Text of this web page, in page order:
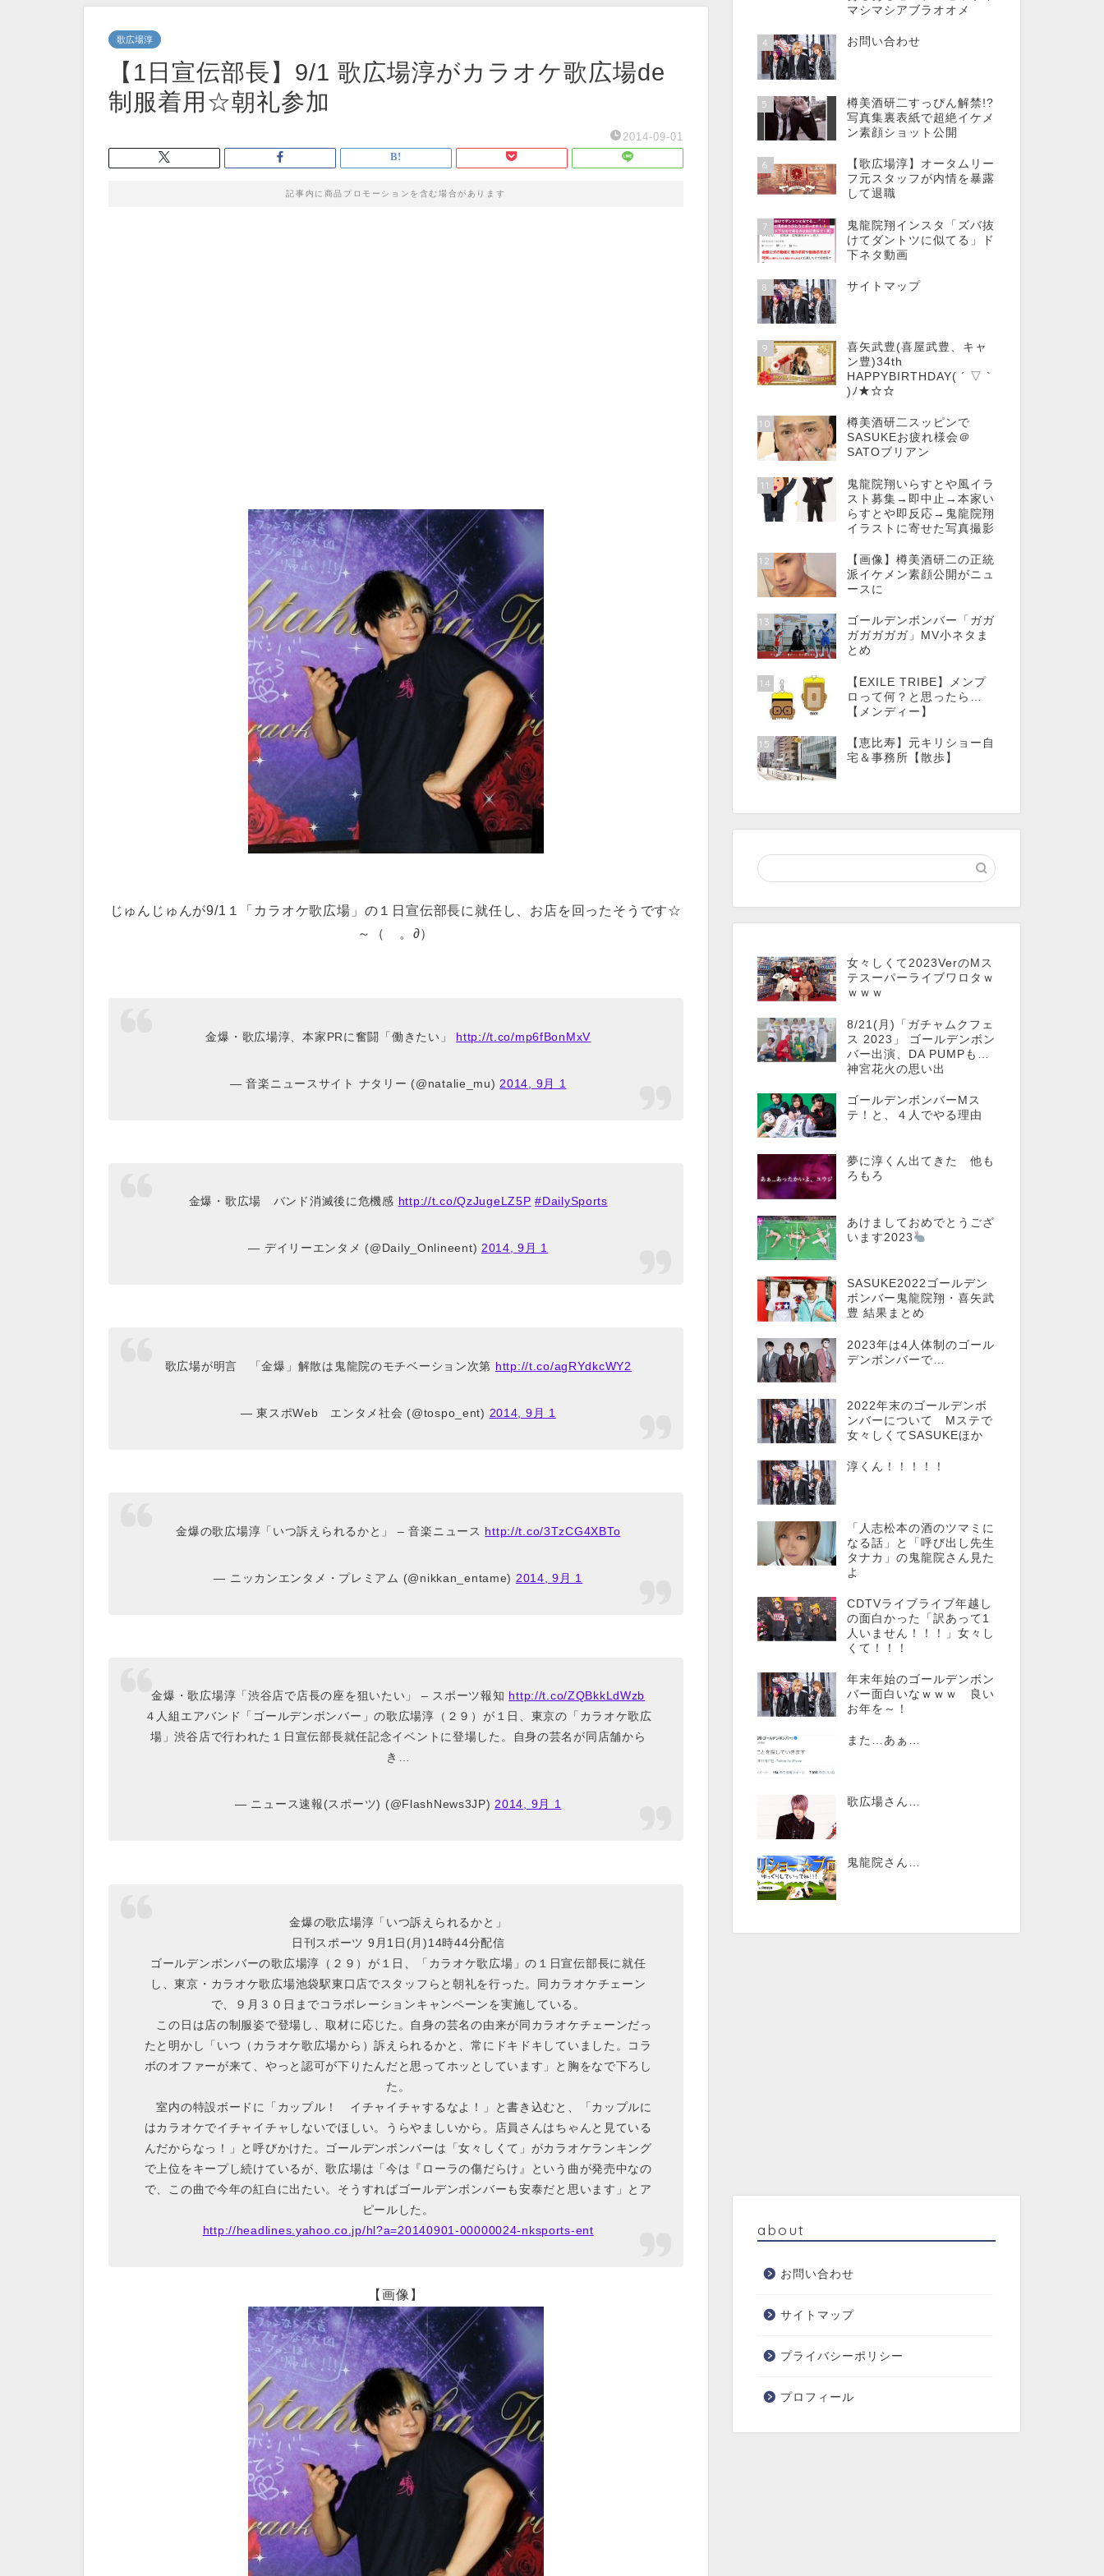
歌広場淳
【1日宣伝部長】9/1 歌広場淳がカラオケ歌広場de
制服着用☆朝礼参加
2014-09-01
記事内に商品プロモーションを含む場合があります
じゅんじゅんが9/1１「カラオケ歌広場」の１日宣伝部長に就任し、お店を回ったそうです☆
～（ゝ。∂）
金爆・歌広場淳、本家PRに奮闘「働きたい」 http://t.co/mp6fBonMxV
— 音楽ニュースサイト ナタリー (@natalie_mu) 2014, 9月 1
金爆・歌広場 バンド消滅後に危機感 http://t.co/QzJugeLZ5P #DailySports
— デイリーエンタメ (@Daily_Onlineent) 2014, 9月 1
歌広場が明言 「金爆」解散は鬼龍院のモチベーション次第 http://t.co/agRYdkcWY2
— 東スポWeb エンタメ社会 (@tospo_ent) 2014, 9月 1
金爆の歌広場淳「いつ訴えられるかと」 – 音楽ニュース http://t.co/3TzCG4XBTo
— ニッカンエンタメ・プレミアム (@nikkan_entame) 2014, 9月 1
金爆・歌広場淳「渋谷店で店長の座を狙いたい」 – スポーツ報知 http://t.co/ZQBkkLdWzb
４人組エアバンド「ゴールデンボンバー」の歌広場淳（２９）が１日、東京の「カラオケ歌広
場」渋谷店で行われた１日宣伝部長就任記念イベントに登場した。自身の芸名が同店舗から
き…
— ニュース速報(スポーツ) (@FlashNews3JP)2014, 9月 1
金爆の歌広場淳「いつ訴えられるかと」
日刊スポーツ 9月1日(月)14時44分配信
ゴールデンボンバーの歌広場淳（２９）が１日、「カラオケ歌広場」の１日宣伝部長に就任
し、東京・カラオケ歌広場池袋駅東口店でスタッフらと朝礼を行った。同カラオケチェーン
で、９月３０日までコラボレーションキャンペーンを実施している。
この日は店の制服姿で登場し、取材に応じた。自身の芸名の由来が同カラオケチェーンだっ
たと明かし「いつ（カラオケ歌広場から）訴えられるかと、常にドキドキしていました。コラ
ボのオファーが来て、やっと認可が下りたんだと思ってホッとしています」と胸をなで下ろし
た。
室内の特設ボードに「カップル！ イチャイチャするなよ！」と書き込むと、「カップルに
はカラオケでイチャイチャしないでほしい。うらやましいから。店員さんはちゃんと見ている
んだからなっ！」と呼びかけた。ゴールデンボンバーは「女々しくて」がカラオケランキング
で上位をキープし続けているが、歌広場は「今は『ローラの傷だらけ』という曲が発売中なの
で、この曲で今年の紅白に出たい。そうすればゴールデンボンバーも安泰だと思います」とア
ピールした。
http://headlines.yahoo.co.jp/hl?a=20140901-00000024-nksports-ent
【画像】
マシマシアブラオオメ
4 お問い合わせ
5
樽美酒研二すっぴん解禁!?
写真集裏表紙で超絶イケメ
ン素顔ショット公開
6
【歌広場淳】オータムリー
フ元スタッフが内情を暴露
して退職
7
鬼龍院翔インスタ「ズバ抜
けてダントツに似てる」ド
下ネタ動画
8 サイトマップ
9
喜矢武豊(喜屋武豊、キャ
ン豊)34th
HAPPYBIRTHDAY( ´ ▽ `
)ﾉ★☆☆
10
樽美酒研二スッピンで
SASUKEお疲れ様会＠
SATOブリアン
11
鬼龍院翔いらすとや風イラ
スト募集→即中止→本家い
らすとや即反応→鬼龍院翔
イラストに寄せた写真撮影
12
【画像】樽美酒研二の正統
派イケメン素顔公開がニュ
ースに
13
ゴールデンボンバー「ガガ
ガガガガガ」MV小ネタま
とめ
14
【EXILE TRIBE】メンプ
ロって何？と思ったら…
【メンディー】
15
【恵比寿】元キリショー自
宅＆事務所【散歩】
女々しくて2023VerのMス
テスーパーライブワロタｗ
ｗｗｗ
8/21(月)「ガチャムクフェ
ス 2023」 ゴールデンボン
バー出演、DA PUMPも…
神宮花火の思い出
ゴールデンボンバーMス
テ！と、４人でやる理由
夢に淳くん出てきた 他も
ろもろ
あけましておめでとうござ
います2023
SASUKE2022ゴールデン
ボンバー鬼龍院翔・喜矢武
豊 結果まとめ
2023年は4人体制のゴール
デンボンバーで…
2022年末のゴールデンボ
ンバーについて Mステで
女々しくてSASUKEほか
淳くん！！！！！
「人志松本の酒のツマミに
なる話」と「呼び出し先生
タナカ」の鬼龍院さん見た
よ
CDTVライブライブ年越し
の面白かった「訳あって1
人いません！！！」女々し
くて！！！
年末年始のゴールデンボン
バー面白いなｗｗｗ 良い
お年を～！
また…あぁ…
歌広場さん…
鬼龍院さん…
about
お問い合わせ
サイトマップ
プライバシーポリシー
プロフィール